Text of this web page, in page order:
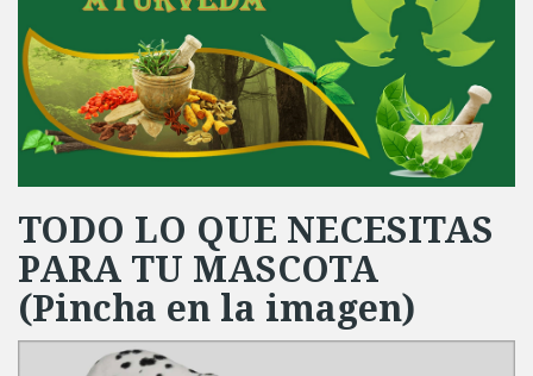
TODO LO QUE NECESITAS
PARA TU MASCOTA
(Pincha en la imagen)